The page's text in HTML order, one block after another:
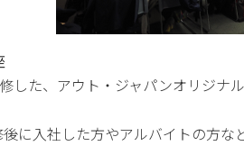
した、アウト・ジャパンオリジ
に入社した方やアルバイトの方